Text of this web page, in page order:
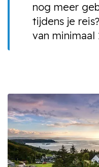
nog meer
tijdens je
van minimaal